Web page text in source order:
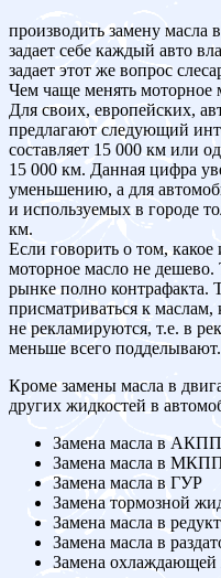
производить замену масла
задает себе каждый авто
задает этот же вопрос
Чем чаще менять
Для своих, европейских,
предлагают следующий
составляет 15 000 км или
15 000 км. Данная цифра
уменьшению, а для
и используемых в городе
км.
Если говорить о том, какое
моторное масло не дешево.
рынке полно контрафакта.
присматриваться к
не рекламируются, т.е. в
меньше всего подделывают.
Кроме замены масла в
других жидкостей в
Замена масла в АКПП
Замена масла в
Замена масла в ГУР
Замена тормозной
Замена масла в
Замена масла в
Замена охлаждающей